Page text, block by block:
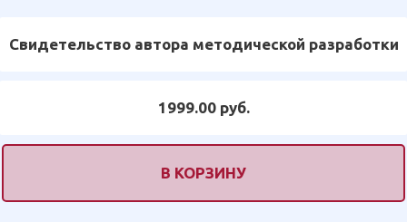
Свидетельство автора методической разработки
1999.00 руб.
В КОРЗИНУ